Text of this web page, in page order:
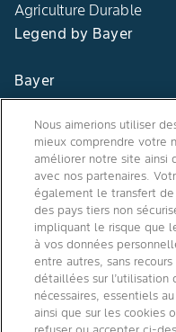
Agriculture Durable
Legend by Bayer
Bayer
Contact
Qui sommes nous ?
Agro Bayer
France
Nous aimerions utiliser
mieux comprendre votre
améliorer notre site ainsi
avec nos partenaires.
également le transfert
des pays tiers non
impliquant le risque que
à vos données
entre autres, sans
détaillées sur
nécessaires, essentiels
ainsi que sur les cookies